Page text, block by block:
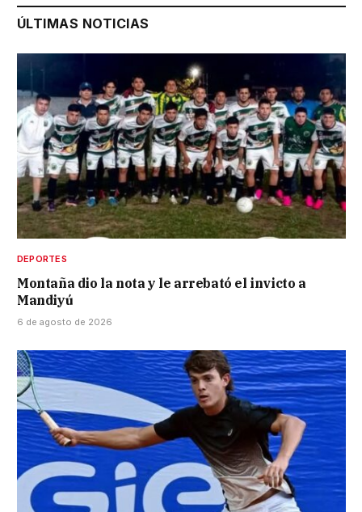
ÚLTIMAS NOTICIAS
DEPORTES
Montaña dio la nota y le arrebató el invicto a
Mandiyú
6 de agosto de 2026